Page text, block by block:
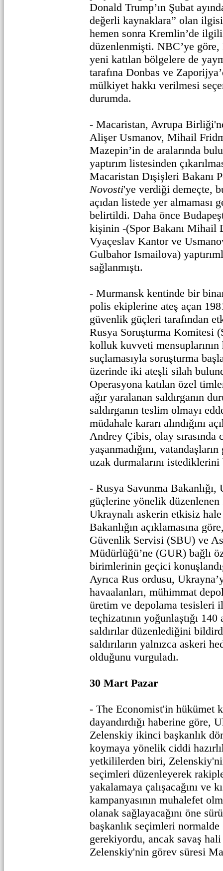
Donald Trump’ın Şubat
değerli kaynaklara” olan
hemen sonra Kremlin’de
düzenlenmişti. NBC’ye
yeni katılan bölgelere de
tarafına Donbas ve
mülkiyet hakkı verilmesi
durumda.
- Macaristan, Avrupa
Alişer Usmanov, Mihail
Mazepin’in de aralarında
yaptırım listesinden
Macaristan Dışişleri Bakanı
Novosti'ye verdiği demeçte,
açıdan listede yer almaması
belirtildi. Daha önce
kişinin -(Spor Bakanı Mihail
Vyaçeslav Kantor ve
Gulbahor Ismailova)
sağlanmıştı.
- Murmansk kentinde bir
polis ekiplerine ateş açan
güvenlik güçleri tarafından
Rusya Soruşturma Komitesi
kolluk kuvveti mensuplarının
suçlamasıyla soruşturma
üzerinde iki ateşli silah
Operasyona katılan özel
ağır yaralanan saldırganın
saldırganın teslim olmayı
müdahale kararı alındığını
Andrey Çibis, olay sırasında
yaşanmadığını,
uzak durmalarını
- Rusya Savunma
güçlerine yönelik düzenlenen
Ukraynalı askerin etkisiz
Bakanlığın açıklamasına
Güvenlik Servisi (SBU) ve
Müdürlüğü’ne (GUR) bağlı
birimlerinin geçici
Ayrıca Rus ordusu,
havaalanları, mühimmat
üretim ve depolama tesisleri
teçhizatının yoğunlaştığı
saldırılar düzenlediğini
saldırıların yalnızca askeri
olduğunu vurguladı.
30 Mart Pazar
- The Economist'in hükümet
dayandırdığı haberine göre,
Zelenskiy ikinci başkanlık
koymaya yönelik ciddi
yetkililerden biri,
seçimleri düzenleyerek
yakalamaya çalışacağını ve
kampanyasının muhalefet
olanak sağlayacağını öne
başkanlık seçimleri normalde
gerekiyordu, ancak savaş
Zelenskiy'nin görev süresi